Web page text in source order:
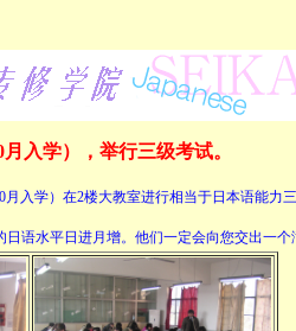
入学），举行三级考试。
月入学）在2楼大教室进行相当于日本语能力
语水平日进月增。他们一定会向您交出一个